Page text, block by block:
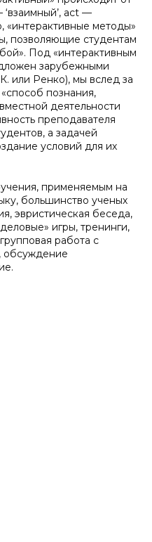
act —
«интерактивные методы»
позволяющие студентам
Под «интерактивным
зарубежными
или Ренко), мы вслед за
познания,
деятельности
преподавателя
а задачей
условий для их
применяемым на
большинство ученых
эвристическая беседа,
игры, тренинги,
работа с
обсуждение